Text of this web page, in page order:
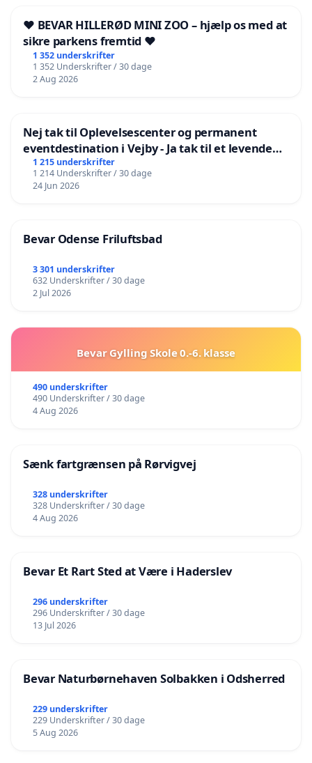
❤️ BEVAR HILLERØD MINI ZOO – hjælp os med at
sikre parkens fremtid ❤️
1 352 underskrifter
1 352 Underskrifter / 30 dage
2 Aug 2026
Nej tak til Oplevelsescenter og permanent
eventdestination i Vejby - Ja tak til et levende
lokalområde i balance
1 215 underskrifter
1 214 Underskrifter / 30 dage
24 Jun 2026
Bevar Odense Friluftsbad
3 301 underskrifter
632 Underskrifter / 30 dage
2 Jul 2026
Bevar Gylling Skole 0.-6. klasse
490 underskrifter
490 Underskrifter / 30 dage
4 Aug 2026
Sænk fartgrænsen på Rørvigvej
328 underskrifter
328 Underskrifter / 30 dage
4 Aug 2026
Bevar Et Rart Sted at Være i Haderslev
296 underskrifter
296 Underskrifter / 30 dage
13 Jul 2026
Bevar Naturbørnehaven Solbakken i Odsherred
229 underskrifter
229 Underskrifter / 30 dage
5 Aug 2026